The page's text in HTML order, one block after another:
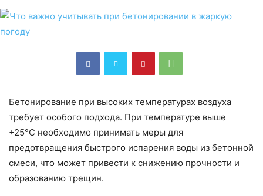
Бетонирование при высоких температурах воздуха
требует особого подхода. При температуре выше
+25°C необходимо принимать меры для
предотвращения быстрого испарения воды из бетонной
смеси, что может привести к снижению прочности и
образованию трещин.